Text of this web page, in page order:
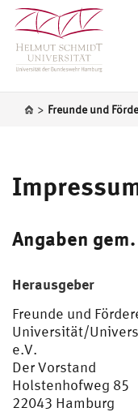
>
Angaben
Herausgeber
Freunde und
Universität/
e.V.
Der Vorstand
Holstenhofweg 85
22043 Hamburg